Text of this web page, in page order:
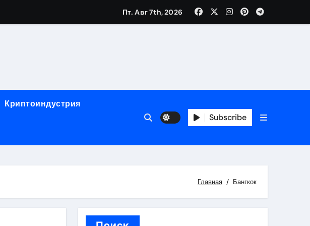
лент
компонентов
и сценарии оформления сделки
Пт. Авг 7th, 2026
Криптоиндустрия
Subscribe
Главная Бангкок